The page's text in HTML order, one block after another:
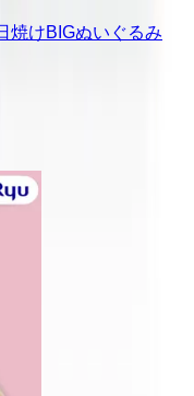
けBIGぬいぐるみ